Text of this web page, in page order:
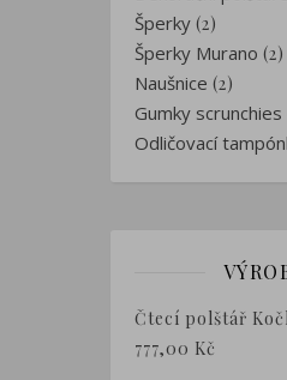
Šperky (2)
Šperky Murano (2)
Naušnice (2)
Gumky scrunchies
Odličovací
Čtecí polštář
777,00 Kč